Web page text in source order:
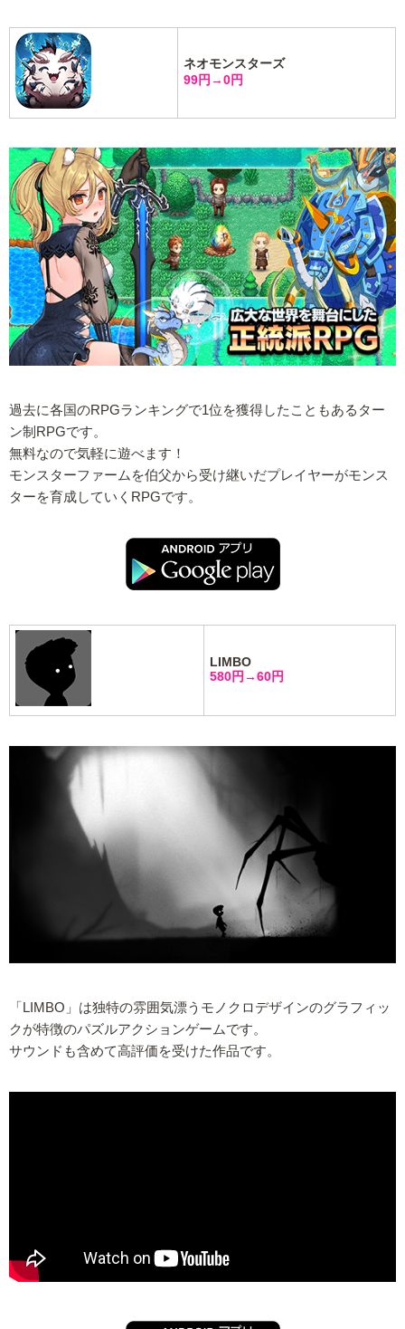
ネオモンスターズ
99円→0円
過去に各国のRPGランキングで1位を獲得したこともあるター
ン制RPGです。
無料なので気軽に遊べます！
モンスターファームを伯父から受け継いだプレイヤーがモンス
ターを育成していくRPGです。
LIMBO
580円→60円
「LIMBO」は独特の雰囲気漂うモノクロデザインのグラフィッ
クが特徴のパズルアクションゲームです。
サウンドも含めて高評価を受けた作品です。